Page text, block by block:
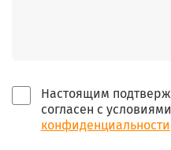
Настоящим
согласен с условиями
конфиденциальности